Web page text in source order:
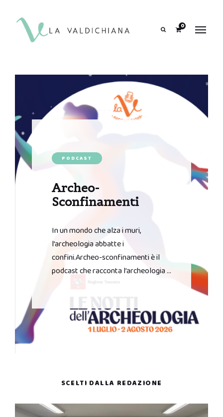
0
PODCAST
Archeo-
Sconfinamenti
In un mondo che alza i muri,
l’archeologia abbatte i
confini.Archeo-sconfinamenti è il
podcast che racconta l’archeologia …
SCELTI DALLA REDAZIONE